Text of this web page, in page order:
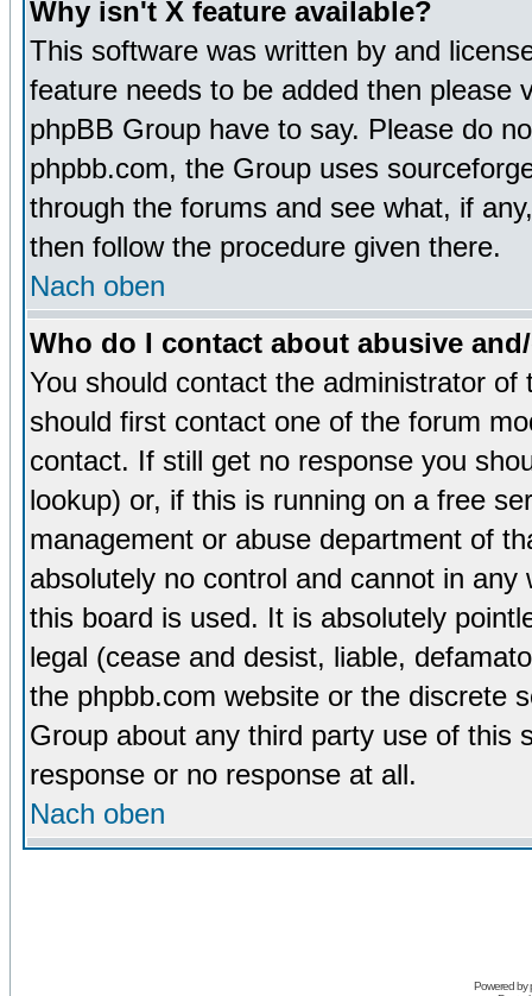
Why isn't X feature available?
This software was written by and
feature needs to be added then please
phpBB Group have to say. Please do
phpbb.com, the Group uses
through the forums and see what, if
then follow the procedure given there.
Nach oben
Who do I contact about abusive
You should contact the administrator
should first contact one of the forum
contact. If still get no response you
lookup) or, if this is running on a free
management or abuse department of
absolutely no control and cannot in
this board is used. It is absolutely
legal (cease and desist, liable,
the phpbb.com website or the discrete
Group about any third party use of this
response or no response at all.
Nach oben
Powered by